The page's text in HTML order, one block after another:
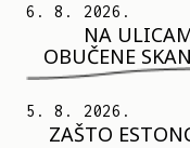
6. 8. 2026.
NA
OBUČENE
5. 8. 2026.
ZAŠTO